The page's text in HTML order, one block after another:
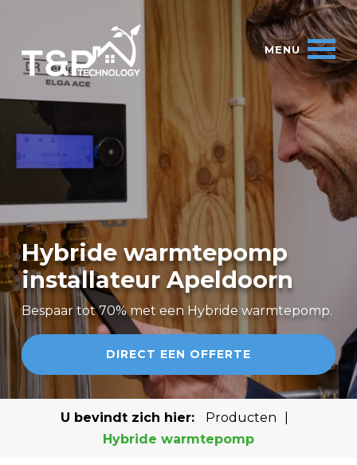
Hybride warmtepomp
installateur Apeldoorn
Bespaar tot 70% met een Hybride warmtepomp.
DIRECT EEN OFFERTE
U bevindt zich hier: Producten
Hybride warmtepomp